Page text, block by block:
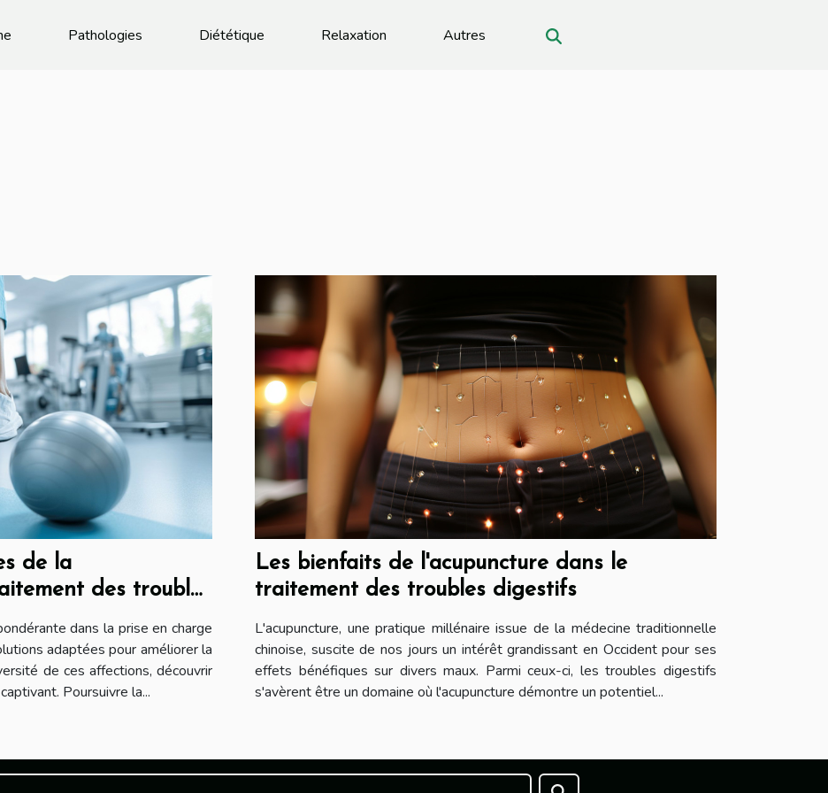
Pathologies Diététique Relaxation Autres
de la
des troubles
dans la prise en charge
adaptées pour améliorer la
de ces affections, découvrir
Poursuivre la...
Les bienfaits de l'acupuncture dans le
traitement des troubles digestifs
L'acupuncture, une pratique millénaire issue de la médecine traditionnelle
chinoise, suscite de nos jours un intérêt grandissant en Occident pour ses
effets bénéfiques sur divers maux. Parmi ceux-ci, les troubles digestifs
s'avèrent être un domaine où l'acupuncture démontre un potentiel...